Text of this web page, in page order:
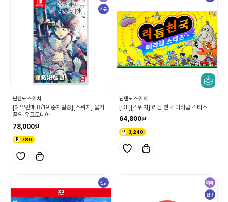
신규
닌텐도 스위치
[예약판매 8/19 순차발송][스위치] 물거
품의 유크로니아
78,000
780
닌텐도 스위치
[DL][스위치] 리듬 천국 미라클 스타즈
64,800
3,240
신규 예약
신규